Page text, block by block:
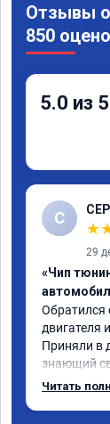
Отзывы о
850
5.0 из 5
С
★
29
«Чип
Обратился
двигателя
Приняли в
знающий
Читать